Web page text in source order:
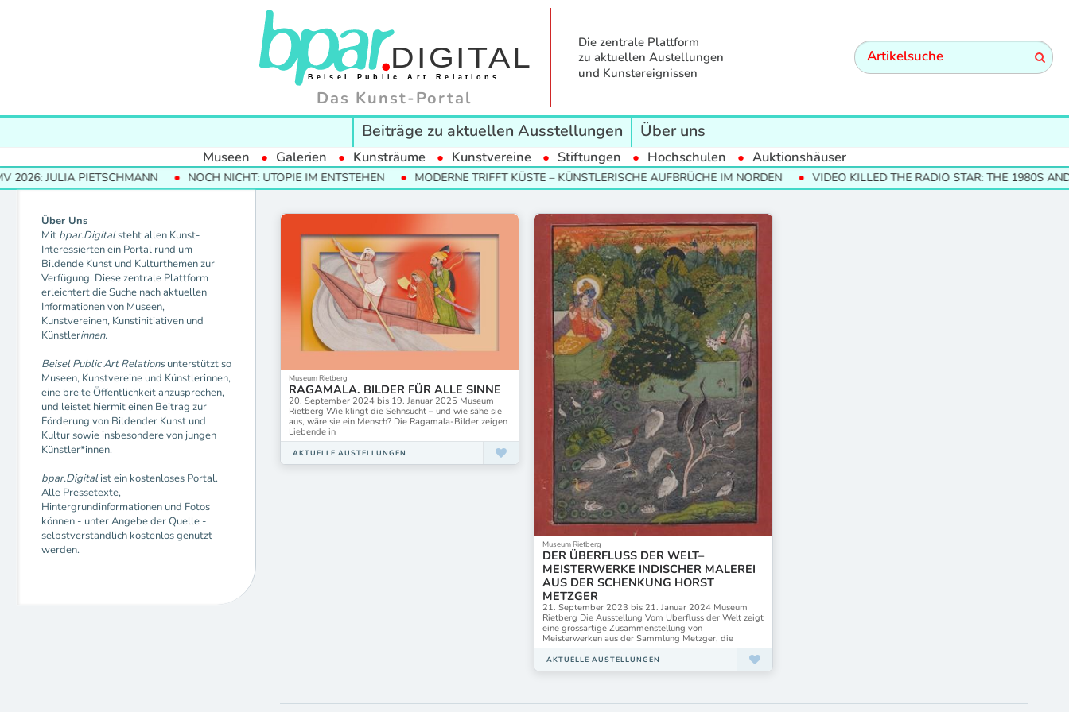
Das Kunst-Portal
Die zentrale Plattform
zu aktuellen Austellungen
und Kunstereignissen
Beiträge zu aktuellen Ausstellungen Über uns
Museen Galerien Kunsträume Kunstvereine Stiftungen Hochschulen Auktionshäuser
JULIA PIETSCHMANN NOCH NICHT: UTOPIE IM ENTSTEHEN MODERNE TRIFFT KÜSTE – KÜNSTLERISCHE AUFBRÜCHE IM NORDEN VIDEO KILLED THE RADIO STAR: THE 1980S AND
Über Uns
Mit bpar.Digitalsteht allen Kunst-
Interessierten ein Portal rund um
Bildende Kunst und Kulturthemen zur
Verfügung. Diese zentrale Plattform
erleichtert die Suche nach aktuellen
Informationen von Museen,
Kunstvereinen, Kunstinitiativen und
Künstlerinnen.
Beisel Public Art Relationsunterstützt so
Museen, Kunstvereine und Künstlerinnen,
eine breite Öffentlichkeit anzusprechen,
und leistet hiermit einen Beitrag zur
Förderung von Bildender Kunst und
Kultur sowie insbesondere von jungen
Künstler*innen.
bpar.Digitalist ein kostenloses Portal.
Alle Pressetexte,
Hintergrundinformationen und Fotos
können - unter Angebe der Quelle -
selbstverständlich kostenlos genutzt
werden.
Museum Rietberg
RAGAMALA. BILDER FÜR ALLE SINNE
20. September 2024 bis 19. Januar 2025 Museum
Rietberg Wie klingt die Sehnsucht – und wie sähe sie
aus, wäre sie ein Mensch? Die Ragamala-Bilder zeigen
Liebende in
AKTUELLE AUSTELLUNGEN
Museum Rietberg
DER ÜBERFLUSS DER WELT–
MEISTERWERKE INDISCHER MALEREI
AUS DER SCHENKUNG HORST
METZGER
21. September 2023 bis 21. Januar 2024 Museum
Rietberg Die Ausstellung Vom Überfluss der Welt zeigt
eine grossartige Zusammenstellung von
Meisterwerken aus der Sammlung Metzger, die
AKTUELLE AUSTELLUNGEN